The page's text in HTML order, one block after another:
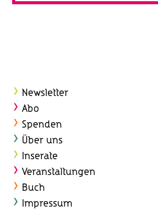
Newsletter
Abo
Spenden
Über uns
Inserate
Veranstaltungen
Buch
Impressum